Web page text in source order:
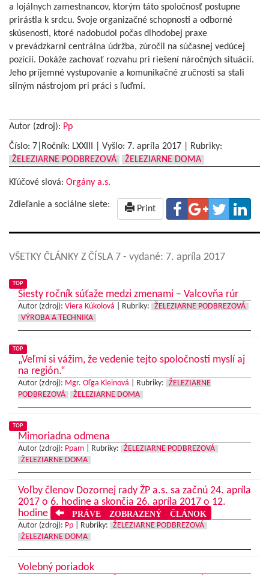
a lojálnych zamestnancov, ktorým táto spoločnosť postupne
prirástla k srdcu. Svoje organizačné schopnosti a odborné
skúsenosti, ktoré nadobudol počas dlhodobej praxe
v prevádzkarni centrálna údržba, zúročil na súčasnej vedúcej
pozícii. Dokáže zachovať rozvahu pri riešení náročných situácií.
Jeho príjemné vystupovanie a komunikačné zručnosti sa stali
silným nástrojom pri práci s ľuďmi.
Autor (zdroj): Pp
Číslo: 7|Ročník: LXXIII | Vyšlo: 7. apríla 2017
Rubriky:
ŽELEZIARNE PODBREZOVÁ
ŽELEZIARNE DOMA
Kľúčové slová: Orgány a.s.
Zdieľanie a sociálne siete: Print
VŠETKY ČLÁNKY Z ČÍSLA 7 - vydané: 7. apríla 2017
TOP
Šiesty ročník súťaže medzi zmenami – Valcovňa rúr
Autor (zdroj): Viera Kúkolová Rubriky:
ŽELEZIARNE PODBREZOVÁ
VÝROBA A TECHNIKA
TOP
„Veľmi si vážim, že vedenie tejto spoločnosti myslí aj
na región.“
Autor (zdroj): Mgr. Oľga Kleinová Rubriky:
ŽELEZIARNE
PODBREZOVÁ
ŽELEZIARNE DOMA
TOP
Mimoriadna odmena
Autor (zdroj): Ppam Rubriky:
ŽELEZIARNE PODBREZOVÁ
ŽELEZIARNE DOMA
Voľby členov Dozornej rady ŽP a.s. sa začnú 24. apríla
2017 o 6. hodine a skončia 26. apríla 2017 o 12.
hodine
PRÁVE ZOBRAZENÝ ČLÁNOK
Autor (zdroj): Pp Rubriky:
ŽELEZIARNE PODBREZOVÁ
ŽELEZIARNE DOMA
Volebný poriadok